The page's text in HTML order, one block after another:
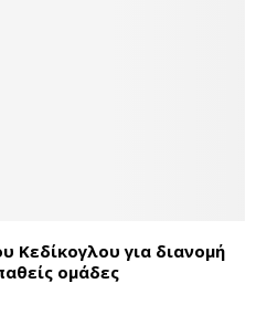
Κεδίκογλου για διανομή
ομάδες